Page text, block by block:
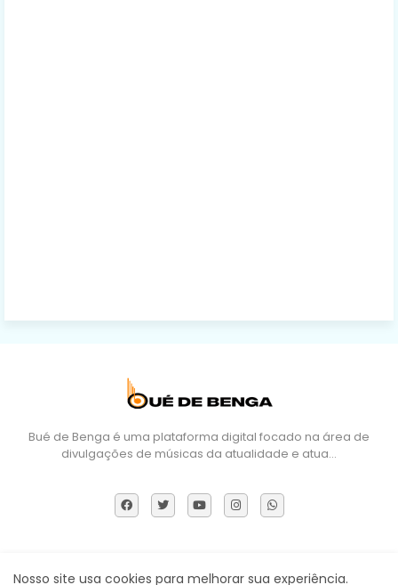
Bué de Benga é uma plataforma digital focado na área de
divulgações de músicas da atualidade e atua…
Sobre Nós DMCA Termos e Políticas Contactos
Nosso site usa cookies para melhorar sua experiência.